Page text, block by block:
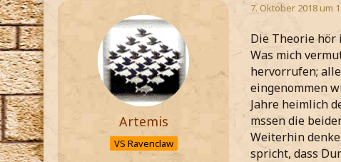
Artemis
VS Ravenclaw
7. Oktober 2018 um
Die Theorie hör
Was mich
hervorrufen;
eingenommen
Jahre heimlich
mssen die
Weiterhin
spricht, dass